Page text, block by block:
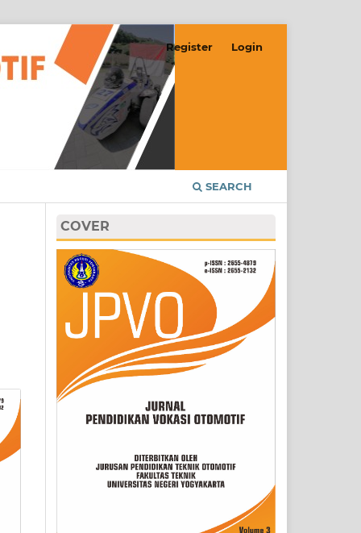
SEARCH
Register Login
COVER